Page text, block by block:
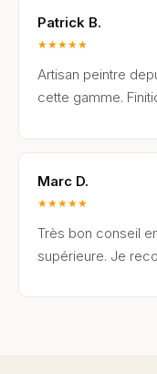
Patrick B.
★★★★★
Artisan peintre
cette gamme.
Marc D.
★★★★★
Très bon conseil
supérieure. Je